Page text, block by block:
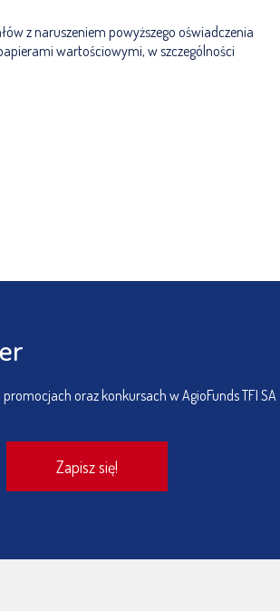
z naruszeniem powyższego oświadczenia
wartościowymi, w szczególności
oraz konkursach w AgioFunds TFI SA